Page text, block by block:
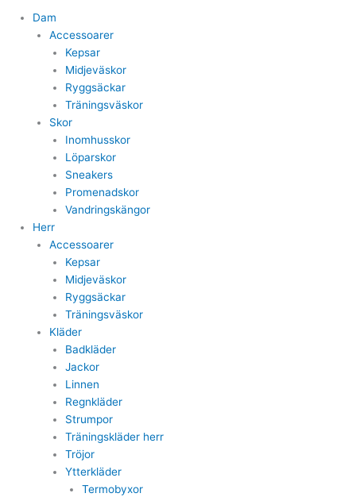
Dam
Accessoarer
Kepsar
Midjeväskor
Ryggsäckar
Träningsväskor
Skor
Inomhusskor
Löparskor
Sneakers
Promenadskor
Vandringskängor
Herr
Accessoarer
Kepsar
Midjeväskor
Ryggsäckar
Träningsväskor
Kläder
Badkläder
Jackor
Linnen
Regnkläder
Strumpor
Träningskläder herr
Tröjor
Ytterkläder
Termobyxor